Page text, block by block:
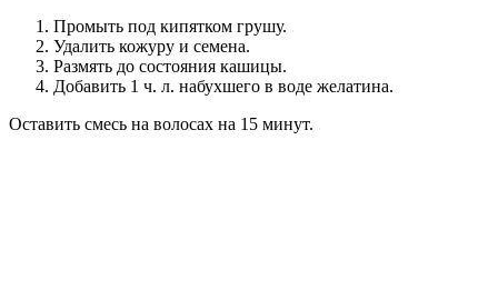
Промыть под кипятком грушу.
Удалить кожуру и семена.
Размять до состояния кашицы.
Добавить 1 ч. л. набухшего в воде желатина.
Оставить смесь на волосах на 15 минут.